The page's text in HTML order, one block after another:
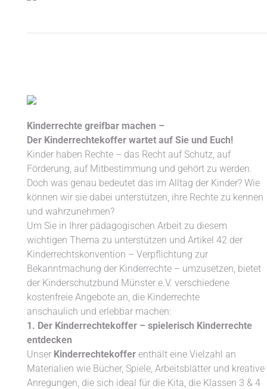
Kinderrechte greifbar machen –
Der Kinderrechtekofferwartet auf Sie und Euch!
Kinder haben Rechte – das Recht auf Schutz, auf
Förderung, auf Mitbestimmung und gehört zu werden.
Doch was genau bedeutet das im Alltag der Kinder? Wie
können wir sie dabei unterstützen, ihre Rechte zu kennen
und wahrzunehmen?
Um Sie in Ihrer pädagogischen Arbeit zu diesem
wichtigen Thema zu unterstützen und Artikel 42 der
Kinderrechtskonvention – Verpflichtung zur
Bekanntmachung der Kinderrechte – umzusetzen, bietet
der Kinderschutzbund Münster e.V. verschiedene
kostenfreie Angebote an, die Kinderrechte
anschaulich und erlebbar machen:
1. Der Kinderrechtekoffer– spielerisch Kinderrechte
entdecken
Unser Kinderrechtekofferenthält eine Vielzahl an
Materialien wie Bücher, Spiele, Arbeitsblätter und kreative
Anregungen, die sich ideal für die Kita, die Klassen 3 & 4